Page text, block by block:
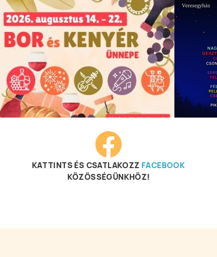
KATTINTS ÉS CSATLAKOZZ FACEBOOK
KÖZÖSSÉGÜNKHÖZ!